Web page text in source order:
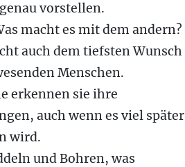
vorstellen.
macht es mit dem andern?
auch dem tiefsten Wunsch
Menschen.
erkennen sie ihre
auch wenn es viel später
wird.
und Bohren, was